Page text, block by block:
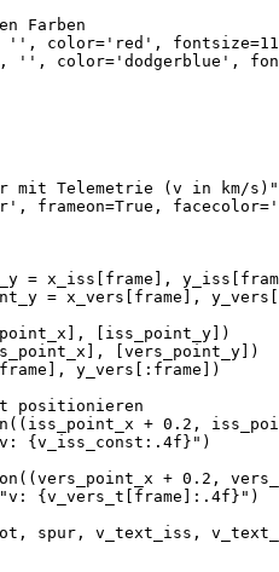
Farben
'', color='red',
'', color='dodgerblue',
mit Telemetrie (v in km/
frameon=True,
= x_iss[frame],
= x_vers[frame],
[iss_point_y])
[vers_point_y])
y_vers[:frame])
positionieren
+ 0.2,
{v_iss_const:.4f}")
+ 0.2,
{v_vers_t[frame]:.4f}")
spur, v_text_iss,